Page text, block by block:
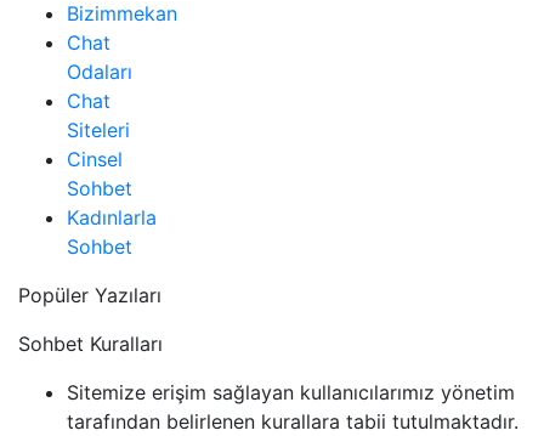
Bizimmekan
Chat
Odaları
Chat
Siteleri
Cinsel
Sohbet
Kadınlarla
Sohbet
Popüler Yazıları
Sohbet Kuralları
Sitemize erişim sağlayan kullanıcılarımız yönetim
tarafından belirlenen kurallara tabii tutulmaktadır.